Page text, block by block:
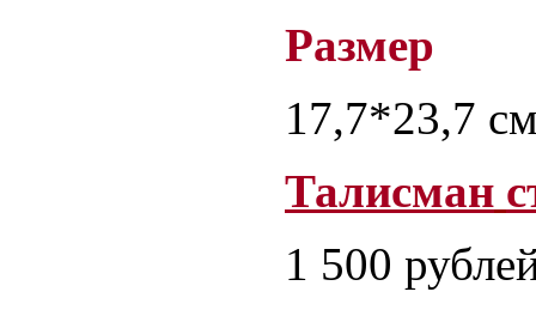
Размер
17,7*23,7
Талисман
1 500